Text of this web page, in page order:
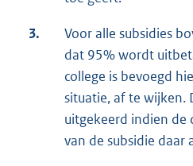
3.
Voor alle subsidies
dat 95% wordt
college is bevoegd
situatie, af te wijken.
uitgekeerd indien de
van de subsidie daar